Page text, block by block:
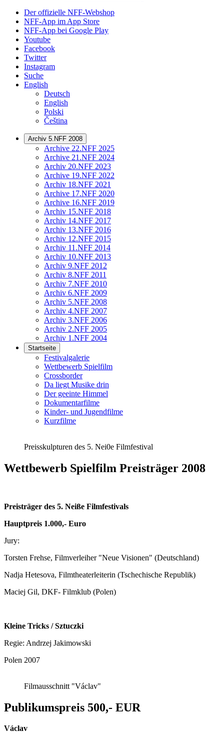
Der offizielle NFF-Webshop
NFF-App im App Store
NFF-App bei Google Play
Youtube
Facebook
Twitter
Instagram
Suche
English
Deutsch
English
Polski
Čeština
Archiv 5.NFF 2008
Archive 22.NFF 2025
Archive 21.NFF 2024
Archiv 20.NFF 2023
Archive 19.NFF 2022
Archiv 18.NFF 2021
Archive 17.NFF 2020
Archive 16.NFF 2019
Archiv 15.NFF 2018
Archiv 14.NFF 2017
Archiv 13.NFF 2016
Archiv 12.NFF 2015
Archiv 11.NFF 2014
Archiv 10.NFF 2013
Archiv 9.NFF 2012
Archiv 8.NFF 2011
Archiv 7.NFF 2010
Archiv 6.NFF 2009
Archiv 5.NFF 2008
Archiv 4.NFF 2007
Archiv 3.NFF 2006
Archiv 2.NFF 2005
Archiv 1.NFF 2004
Startseite
Festivalgalerie
Wettbewerb Spielfilm
Crossborder
Da liegt Musike drin
Der geeinte Himmel
Dokumentarfilme
Kinder- und Jugendfilme
Kurzfilme
Preisskulpturen des 5. Nei0e Filmfestival
Wettbewerb Spielfilm Preisträger 2008
Preisträger des 5. Neiße Filmfestivals
Hauptpreis 1.000,- Euro
Jury:
Torsten Frehse, Filmverleiher "Neue Visionen" (Deutschland)
Nadja Hetesova, Filmtheaterleiterin (Tschechische Republik)
Maciej Gil, DKF- Filmklub (Polen)
Kleine Tricks / Sztuczki
Regie: Andrzej Jakimowski
Polen 2007
Filmausschnitt "Václav"
Publikumspreis 500,- EUR
Václav